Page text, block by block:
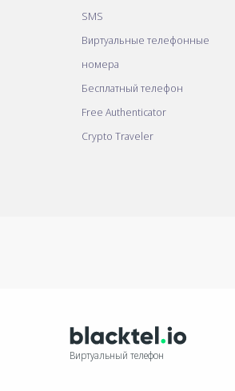
SMS
Виртуальные телефонные
номера
Бесплатный телефон
Free Authenticator
Crypto Traveler
Виртуальный телефон